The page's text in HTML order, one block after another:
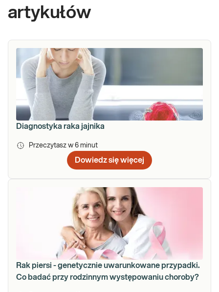
artykułów
Diagnostyka raka jajnika
Przeczytasz w 6 minut
Dowiedz się więcej
Rak piersi - genetycznie uwarunkowane przypadki.
Co badać przy rodzinnym występowaniu choroby?